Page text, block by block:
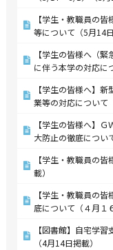
【学生・教職員の
等について（5月14日
【学生の皆様へ（
に伴う本学の対応に
【学生の皆様へ】
業等の対応について
【学生の皆様へ】
大防止の徹底につい
【学生・教職員の
載）
【学生・教職員の
底について（４月１
【図書館】自宅学
（4月14日掲載）